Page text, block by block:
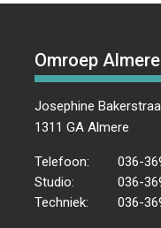
Omroep Almere
Josephine
1311 GA Almere
Telefoon:
036-
Studio:
036-
Techniek:
036-